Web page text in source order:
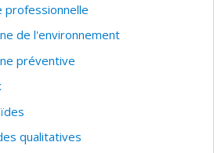
professionnelle
de l'environnement
préventive
qualitatives